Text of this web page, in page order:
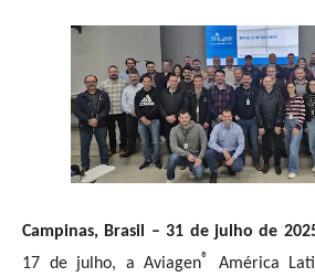
Campinas, Brasil – 31 de julho de
17 de julho, a Aviagen®
América